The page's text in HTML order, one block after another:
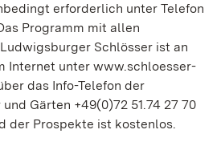
erforderlich unter Telefon
Programm mit allen
Schlösser ist an
Internet unter www.schloesser-
das Info-Telefon der
Gärten +49(0)72 51.74 27 70
der Prospekte ist kostenlos.